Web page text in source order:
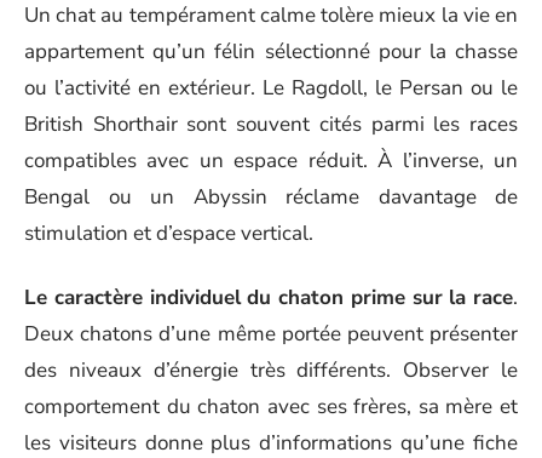
Un chat au tempérament calme tolère mieux la vie en
appartement qu’un félin sélectionné pour la chasse
ou l’activité en extérieur. Le Ragdoll, le Persan ou le
British Shorthair sont souvent cités parmi les races
compatibles avec un espace réduit. À l’inverse, un
Bengal ou un Abyssin réclame davantage de
stimulation et d’espace vertical.
Le caractère individuel du chaton prime sur la race.
Deux chatons d’une même portée peuvent présenter
des niveaux d’énergie très différents. Observer le
comportement du chaton avec ses frères, sa mère et
les visiteurs donne plus d’informations qu’une fiche